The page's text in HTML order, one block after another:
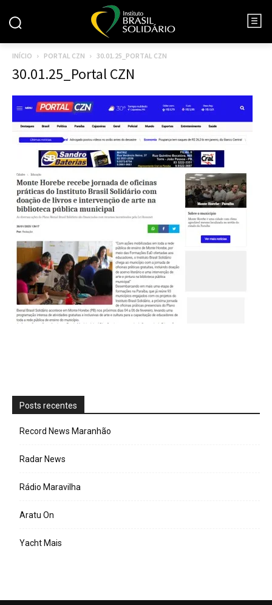
INÍCIO PORTAL CZN 30.01.25_PORTAL CZN
30.01.25_Portal CZN
Posts recentes
Record News Maranhão
Radar News
Rádio Maravilha
Aratu On
Yacht Mais